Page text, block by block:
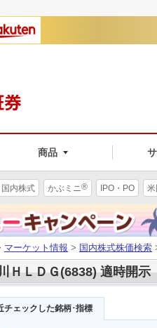
商品
国内株式 かぶミニ® IPO・PO
マーケット情報 > 国内株式株価検索
ＨＬＤＧ(6838) 適時開示
チェックした銘柄･指標